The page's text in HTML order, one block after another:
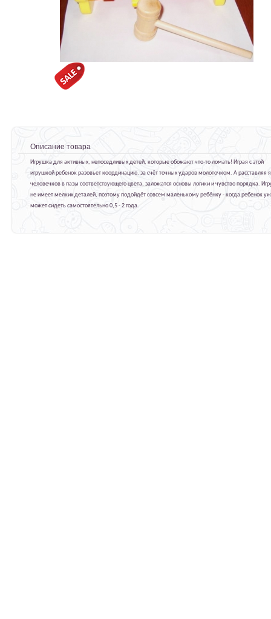
Описание товара
Игрушка для активных, непоседливых детей, которые обожают что-то ломать! Играя с этой
игрушкой ребенок разовьет координацию, за счёт точных ударов молоточком. А расставляя
человечков в пазы соответствующего цвета, заложатся основы логики и чувство порядка.
не имеет мелких деталей, поэтому подойдёт совсем маленькому ребёнку - когда ребенок
может сидеть самостоятельно 0,5 - 2 года.